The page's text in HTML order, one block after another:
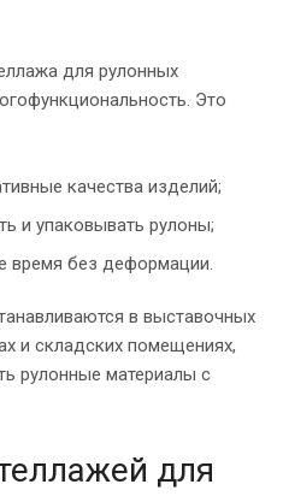
для рулонных
Это
качества изделий;
и упаковывать рулоны;
время без деформации.
в выставочных
и складских помещениях,
рулонные материалы с
для